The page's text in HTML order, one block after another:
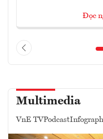
Đọc
Multimedia
VnE TVPodcast